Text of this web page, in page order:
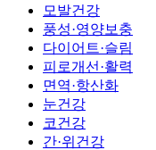
모발건강
풍성·영양보충
다이어트·슬림
피로개선·활력
면역·항산화
눈건강
코건강
간·위건강